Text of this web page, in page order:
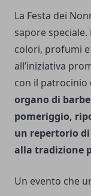
La Festa dei
sapore
colori, profumi
all’iniziativa
con il patrocinio
organo di
pomeriggio,
un repertorio
alla tradizione
Un evento che